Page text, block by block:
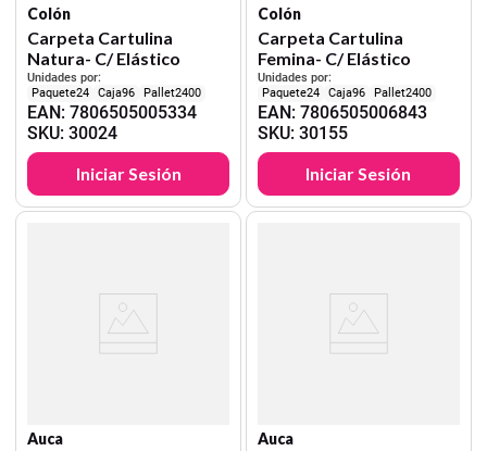
Colón
Carpeta Cartulina
Natura- C/ Elástico
Unidades por:
24
96 2400
EAN:7806505005334
SKU:30024
Iniciar Sesión
Colón
Carpeta Cartulina
Femina- C/ Elástico
Unidades por:
24
96 2400
EAN: 7806505006843
SKU: 30155
Iniciar Sesión
Auca Auca